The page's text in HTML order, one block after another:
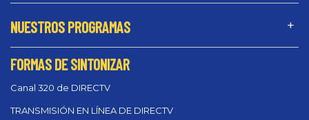
NUESTROS PROGRAMAS
FORMAS DE SINTONIZAR
Canal 320 de DIRECTV
TRANSMISIÓN EN LÍNEA DE DIRECTV